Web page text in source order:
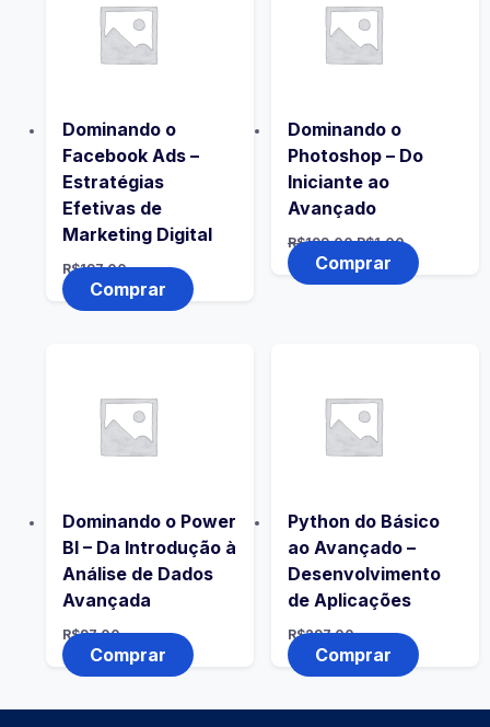
Dominando o
Facebook Ads –
Estratégias
Efetivas de
Marketing Digital
R$197,00
Comprar
Dominando o
Photoshop – Do
Iniciante ao
Avançado
R$199,00 R$1,00
Comprar
Dominando o Power
BI – Da Introdução à
Análise de Dados
Avançada
R$97,00
Comprar
Python do Básico
ao Avançado –
Desenvolvimento
de Aplicações
R$297,00
Comprar